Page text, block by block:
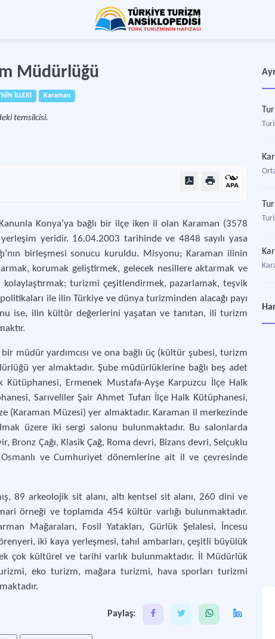
Müdürlüğü
İLLERİ Karaman
temsilcisi.
Konya’ya bağlı bir ilçe iken il olan Karaman (3578
yeridir. 16.04.2003 tarihinde ve 4848 sayılı yasa
birleşmesi sonucu kuruldu. Misyonu; Karaman ilinin
korumak geliştirmek, gelecek nesillere aktarmak ve
turizmi çeşitlendirmek, pazarlamak, teşvik
ile ilin Türkiye ve dünya turizminden alacağı payı
ise, ilin kültür değerlerini yaşatan ve tanıtan, ili turizm
müdür yardımcısı ve ona bağlı üç (kültür şubesi, turizm
yer almaktadır. Şube müdürlüklerine bağlı beş adet
Ermenek Mustafa-Ayşe Karpuzcu İlçe Halk
Sarıveliler Şair Ahmet Tufan İlçe Halk Kütüphanesi,
(Karaman Müzesi) yer almaktadır. Karaman il merkezinde
üzere iki sergi salonu bulunmaktadır. Bu salonlarda
Bronz Çağı, Klasik Çağ, Roma devri, Bizans devri, Selçuklu
ve Cumhuriyet dönemlerine ait il ve çevresinde
89 arkeolojik sit alanı, altı kentsel sit alanı, 260 dini ve
örneği ve toplamda 454 kültür varlığı bulunmaktadır.
Mağaraları, Fosil Yatakları, Gürlük Şelalesi, İncesu
iki kaya yerleşmesi, tahıl ambarları, çeşitli büyülük
çok kültürel ve tarihi varlık bulunmaktadır. İl Müdürlük
eko turizm, mağara turizmi, hava sporları turizmi
Paylaş: